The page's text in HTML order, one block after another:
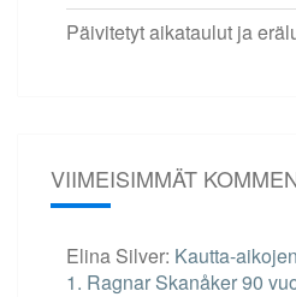
Päivitetyt aikataulut ja
VIIMEISIMMÄT
Elina Silver: Kautta-
1. Ragnar Skanåker 90